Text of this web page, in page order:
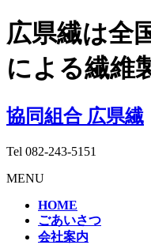
広県繊は全
による繊維
協同組合 広県繊
Tel 082-243-5151
MENU
HOME
ごあいさつ
会社案内